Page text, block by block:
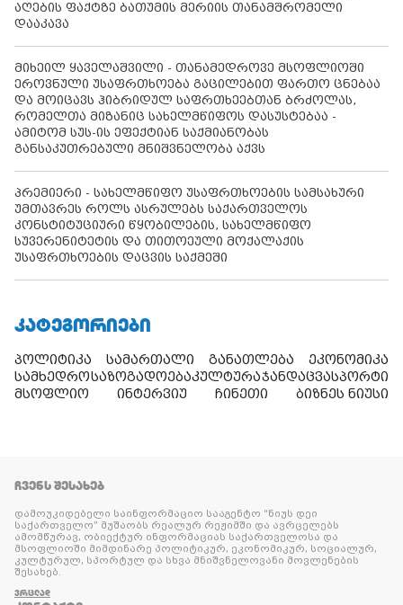
აღების ფაქტზე ბათუმის მერიის თანამშრომელი
დააკავა
მიხეილ ყაველაშვილი - თანამედროვე მსოფლიოში
ეროვნული უსაფრთხოება გაცილებით ფართო ცნებაა
და მოიცავს ჰიბრიდულ საფრთხეებთან ბრძოლას,
რომელთა მიზანიც სახელმწიფოს დასუსტებაა -
ამიტომ სუს-ის ეფექტიან საქმიანობას
განსაკუთრებული მნიშვნელობა აქვს
პრემიერი - სახელმწიფო უსაფრთხოების სამსახური
უმთავრეს როლს ასრულებს საქართველოს
კონსტიტუციური წყობილების, სახელმწიფო
სუვერენიტეტის და თითოეული მოქალაქის
უსაფრთხოების დაცვის საქმეში
ᲙᲐᲢᲔᲒᲝᲠᲘᲔᲑᲘ
პოლიტიკა სამართალი განათლება
ეკონომიკა
სამხედროსაზოგადოებაკულტურაჯანდაცვასპორტი
მსოფლიო
ინტერვიუ ჩინეთი ბიზნეს ნიუსი
ᲩᲕᲔᲜᲡ ᲨᲔᲡᲐᲮᲔᲑ
დამოუკიდებელი საინფორმაციო სააგენტო “ნიუს დეი
საქართველო” მუშაობს რეალურ რეჟიმში და ავრცელებს
ამომწურავ, ობიექტურ ინფორმაციას საქართველოსა და
მსოფლიოში მიმდინარე პოლიტიკურ, ეკონომიკურ, სოციალურ,
კულტურულ, სპორტულ და სხვა მნიშვნელოვანი მოვლენების
შესახებ.
ᲕᲠᲪᲚᲐᲓ